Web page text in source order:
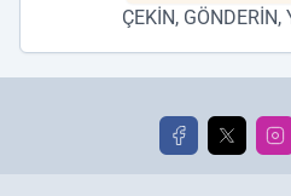
ÇEKİN, GÖNDERİN,